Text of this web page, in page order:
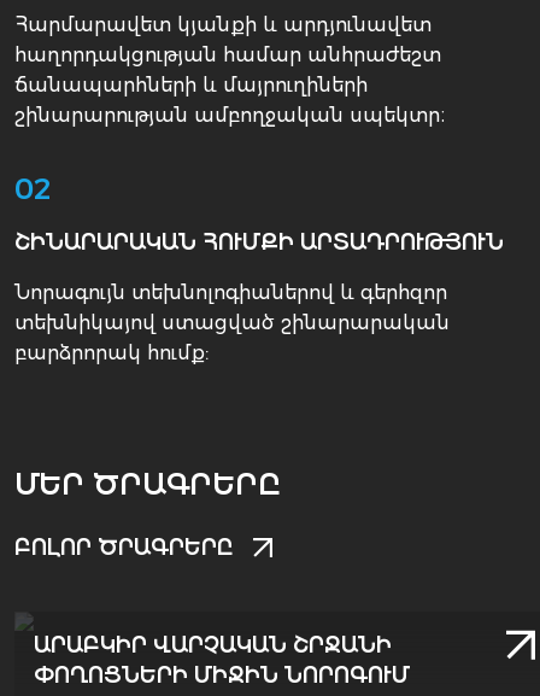
Հարմարավետ կյանքի և արդյունավետ
հաղորդակցության համար անհրաժեշտ
ճանապարհների և մայրուղիների
շինարարության ամբողջական սպեկտր։
02
ՇԻՆԱՐԱՐԱԿԱՆ ՀՈՒՄՔԻ ԱՐՏԱԴՐՈՒԹՅՈՒՆ
Նորագույն տեխնոլոգիաներով և գերհզոր
տեխնիկայով ստացված շինարարական
բարձրորակ հումք:
ՄԵՐ ԾՐԱԳՐԵՐԸ
ԲՈԼՈՐ ԾՐԱԳՐԵՐԸ
ԱՐԱԲԿԻՐ ՎԱՐՉԱԿԱՆ ՇՐՋԱՆԻ
ՓՈՂՈՑՆԵՐԻ ՄԻՋԻՆ ՆՈՐՈԳՈՒՄ